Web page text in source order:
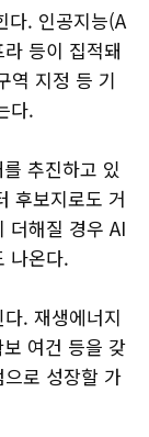
다. 인공지능(A
등이 집적돼
역 지정 등 기
다.
추진하고 있
후보지로도 거
더해질 경우 AI
나온다.
. 재생에너지
여건 등을 갖
로 성장할 가